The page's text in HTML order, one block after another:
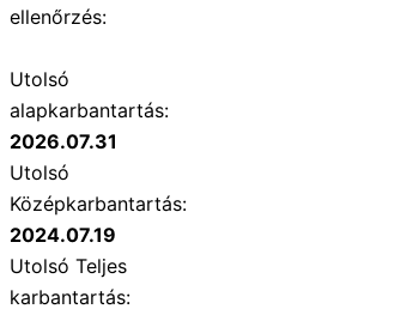
ellenőrzés:
Utolsó
alapkarbantartás:
2026.07.31
Utolsó
Középkarbantartás:
2024.07.19
Utolsó Teljes
karbantartás: